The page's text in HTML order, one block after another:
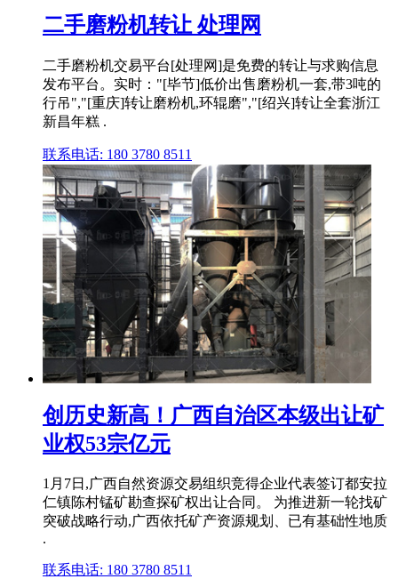
二手磨粉机转让 处理网
二手磨粉机交易平台[处理网]是免费的转让与求购信息
发布平台。实时："[毕节]低价出售磨粉机一套,带3吨的
行吊","[重庆]转让磨粉机,环辊磨","[绍兴]转让全套浙江
新昌年糕 .
联系电话: 180 3780 8511
创历史新高！广西自治区本级出让矿
业权53宗亿元
1月7日,广西自然资源交易组织竞得企业代表签订都安拉
仁镇陈村锰矿勘查探矿权出让合同。 为推进新一轮找矿
突破战略行动,广西依托矿产资源规划、已有基础性地质
.
联系电话: 180 3780 8511